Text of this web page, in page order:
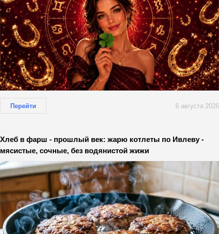
Перейти 6 августа 2026
Хлеб в фарш - прошлый век: жарю котлеты по Ивлеву -
мясистые, сочные, без водянистой жижи